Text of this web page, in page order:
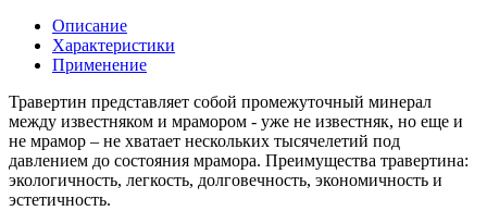
Описание
Характеристики
Применение
Травертин представляет собой промежуточный минерал
между известняком и мрамором - уже не известняк, но еще и
не мрамор – не хватает нескольких тысячелетий под
давлением до состояния мрамора. Преимущества травертина:
экологичность, легкость, долговечность, экономичность и
эстетичность.